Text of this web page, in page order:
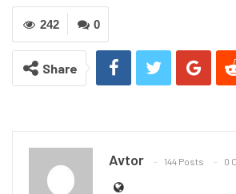
0
242
Share
Avtor 144 Posts 0